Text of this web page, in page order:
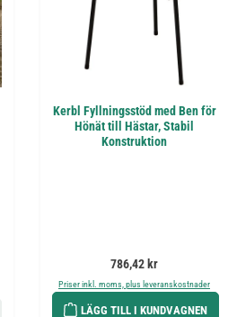
Kerbl Fyllningsstöd med Ben för
Hönät till Hästar, Stabil
Konstruktion
Ordinarie pris:
786,42 kr
Priser inkl. moms, plus leveranskostnader
LÄGG TILL I KUNDVAGNEN